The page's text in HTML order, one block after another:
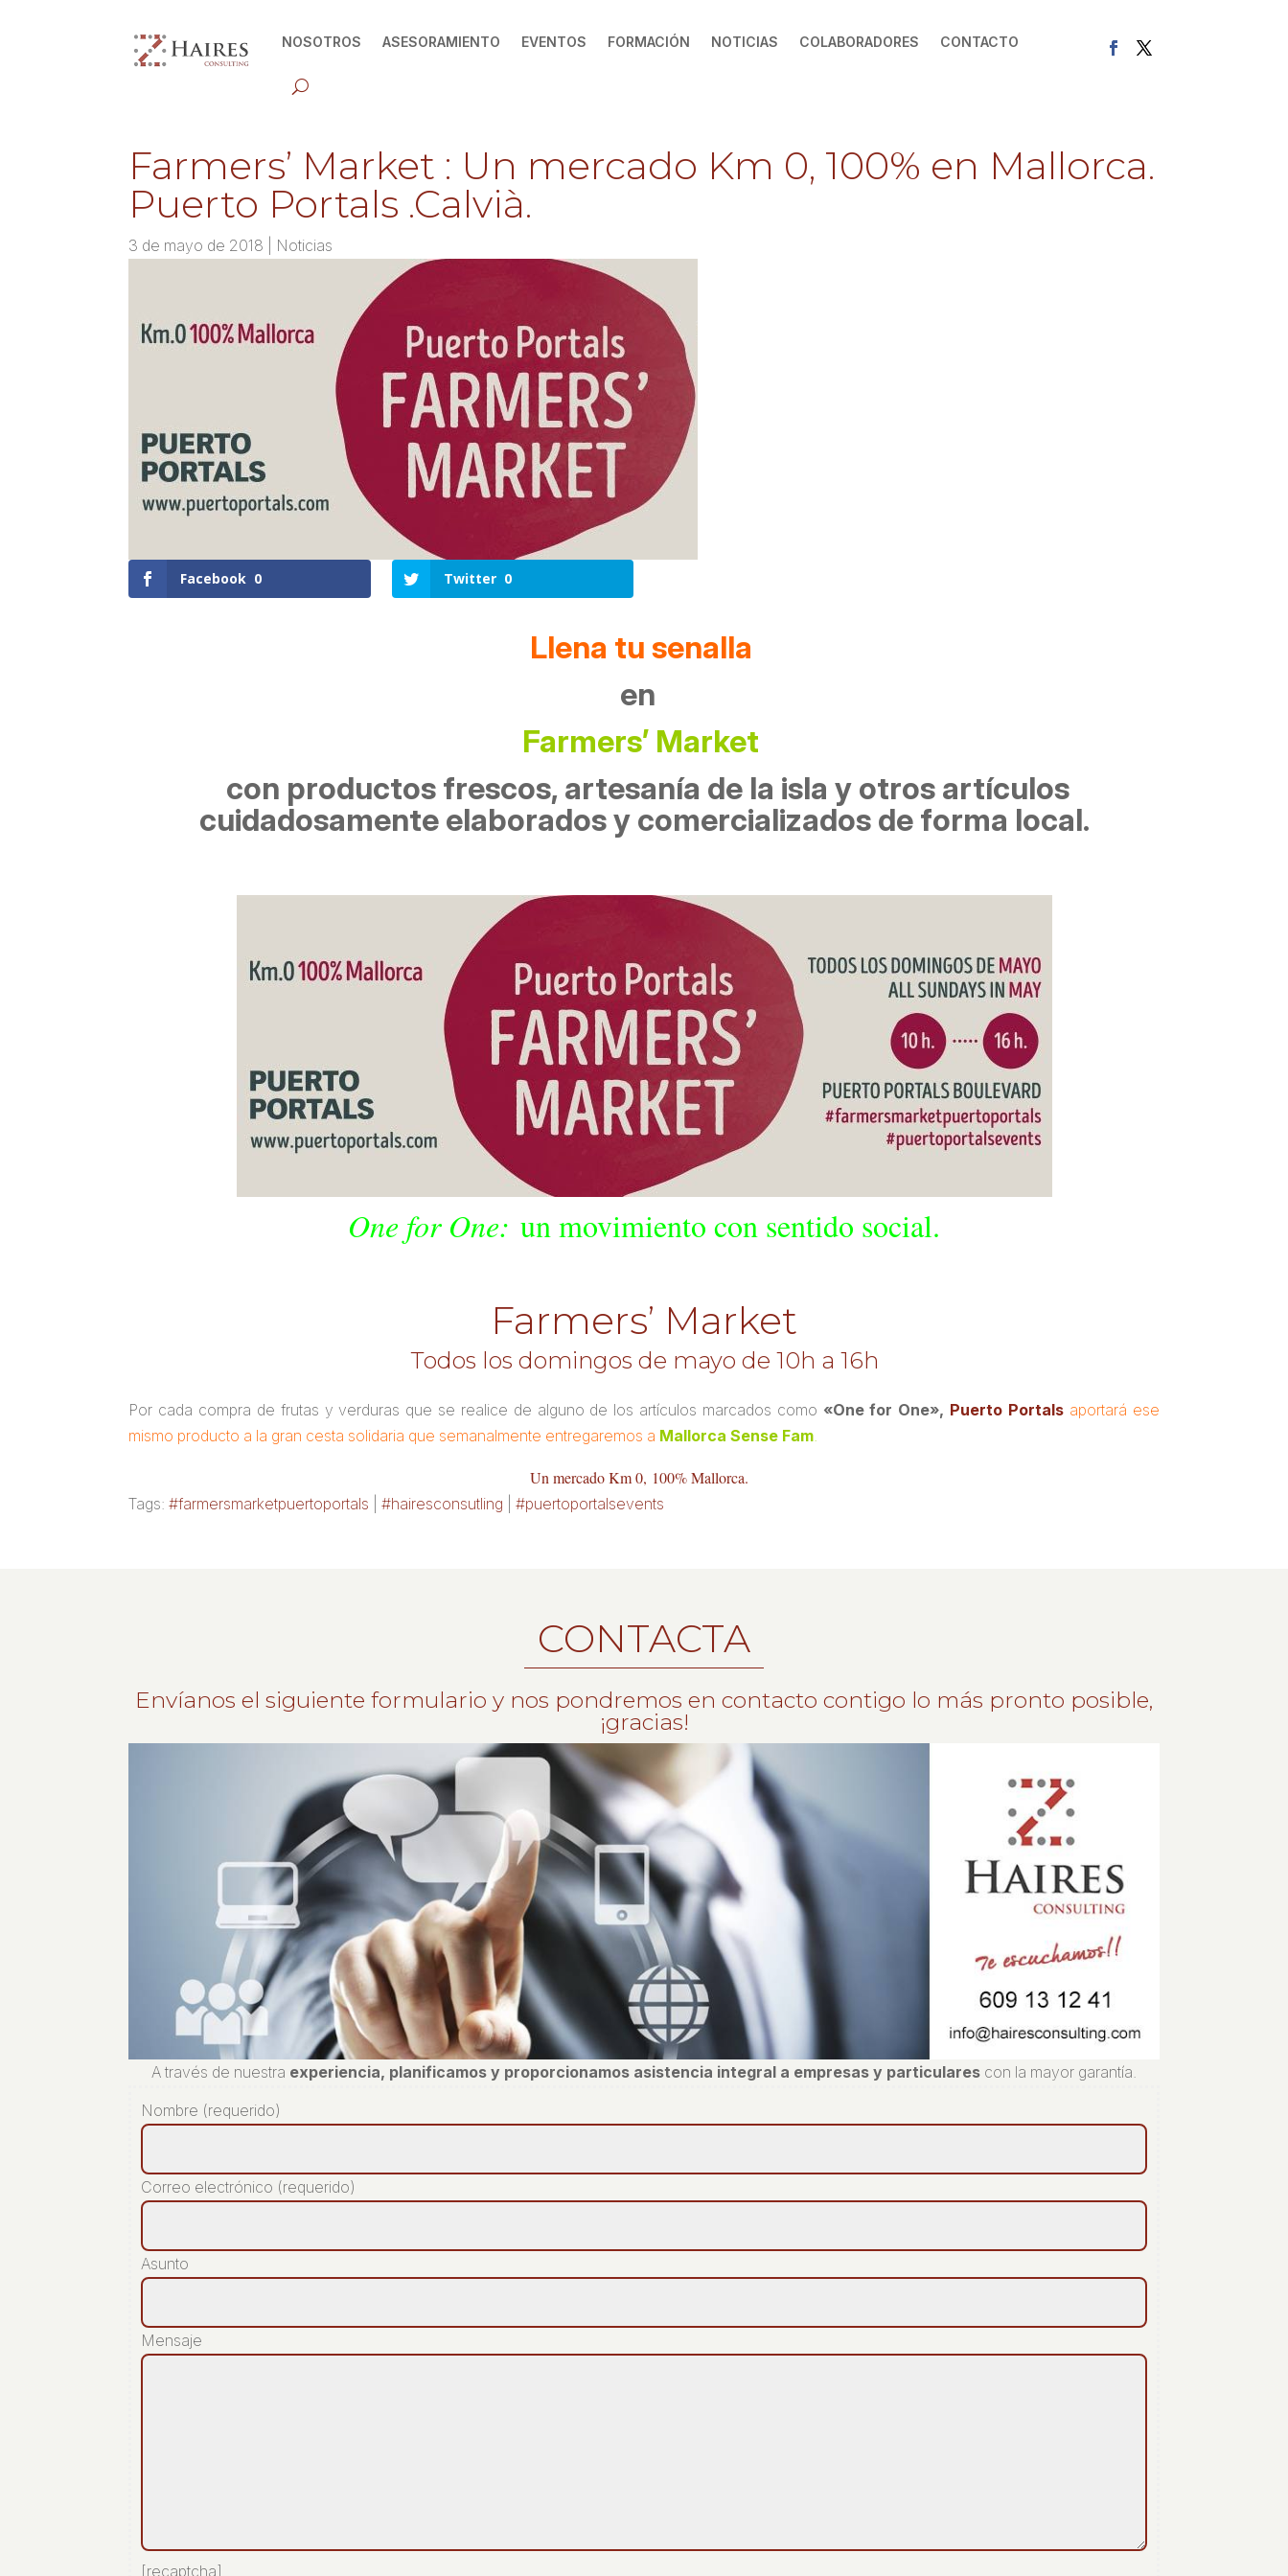
NOSOTROS ASESORAMIENTO EVENTOS FORMACIÓN NOTICIAS COLABORADORES CONTACTO
Farmers’ Market : Un mercado Km 0, 100% en Mallorca.
Puerto Portals .Calvià.
3 de mayo de 2018 Noticias
Facebook 0 Twitter 0
Llena tu senalla
en
Farmers’ Market
con productos frescos, artesanía de la isla y otros artículos
cuidadosamente elaborados y comercializados de forma local.
One for One: un movimiento con sentido social.
Farmers’ Market
Todos los domingos de mayo de 10h a 16h
Por cada compra de frutas y verduras que se realice de alguno de los artículos marcados como «One for One», Puerto Portals aportará ese
mismo producto a la gran cesta solidaria que semanalmente entregaremos a Mallorca Sense Fam
Un mercado Km 0, 100% Mallorca.
Tags:#farmersmarketpuertoportals |#hairesconsutling |#puertoportalsevents
CONTACTA
Envíanos el siguiente formulario y nos pondremos en contacto contigo lo más pronto posible,
¡gracias!
A través de nuestra experiencia, planificamos y proporcionamos asistencia integral a empresas y particulares con la mayor garantía.
Nombre (requerido)
Correo electrónico (requerido)
Asunto
Mensaje
[recaptcha]